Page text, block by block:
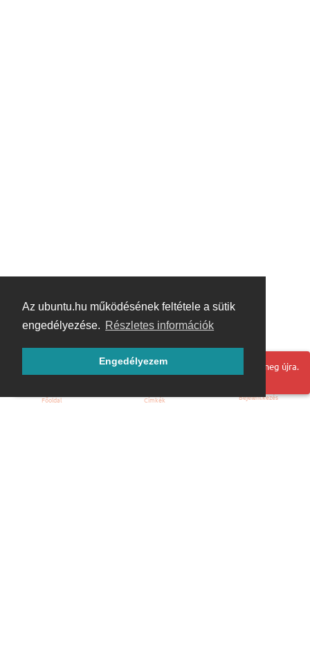
Az ubuntu.hu működésének feltétele a sütik
engedélyezése. Részletes információk
Engedélyezem
Hoppá! Valami hiba történt. Frissítse az oldalt és próbálja meg újra.
Főoldal Címkék Bejelentkezés